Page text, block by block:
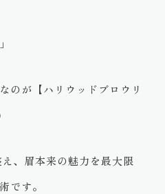
のが【ハリウッドブロウリ
、眉本来の魅力を最大限
です。